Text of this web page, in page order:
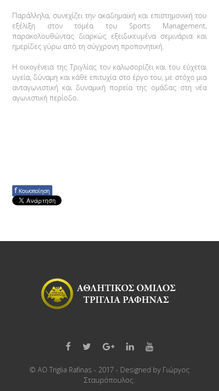
Παράλληλα, συνεχίζει την ακαδημαϊκή και επιστημονική του
εξέλιξη στον τομέα του Sports Management,
παρακολουθώντας διαρκώς εξειδικευμένα σεμινάρια και
ημερίδες γύρω από τη σύγχρονη προπονητική.
Η οικογένεια της Τριγλίας τον καλωσορίζει και του εύχεται
υγεία, δύναμη και κάθε επιτυχία στο έργο του, με στόχο μια
ανταγωνιστική και δυναμική πορεία της ομάδας στη νέα
αγωνιστική περίοδο.
f Κοινοποίηση
© AO Triglia Rafinas - 2017 - Designed by Γιώργος
Σταυρόπουλος